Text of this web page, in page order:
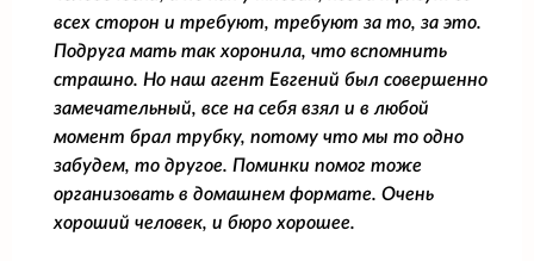
всех сторон и требуют, требуют за то, за это.
Подруга мать так хоронила, что вспомнить
страшно. Но наш агент Евгений был совершенно
замечательный, все на себя взял и в любой
момент брал трубку, потому что мы то одно
забудем, то другое. Поминки помог тоже
организовать в домашнем формате. Очень
хороший человек, и бюро хорошее.